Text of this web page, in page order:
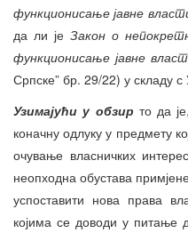
функционисање јавне
да ли је Закон о
функционисање јавне
Српске” бр. 29/22) у складу
Узимајући у обзир то да
коначну одлуку у предмету
очување власничких
неопходна обустава
успоставити нова права
којима се доводи у питање